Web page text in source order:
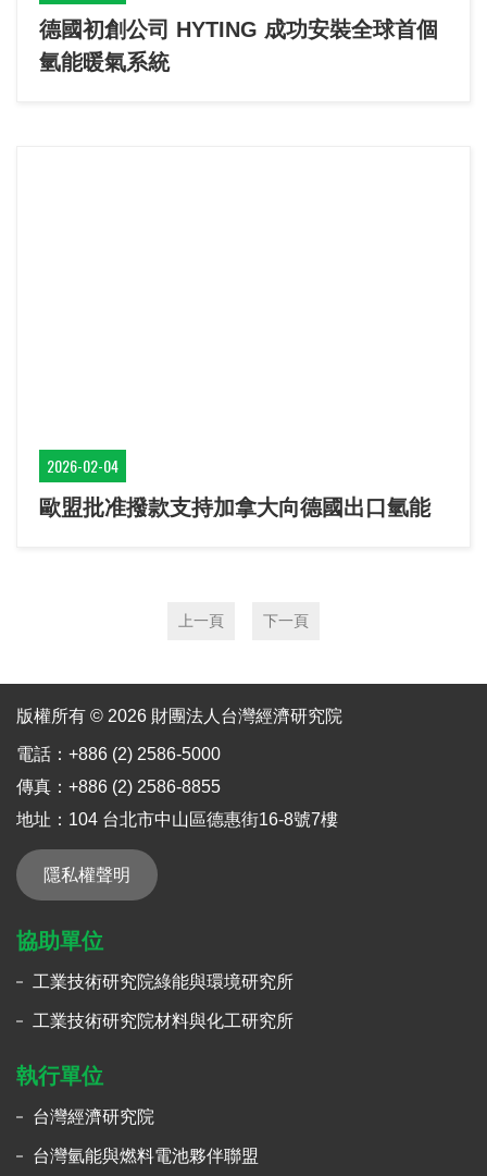
德國初創公司 HYTING 成功安裝全球首個
氫能暖氣系統
2026-02-04
歐盟批准撥款支持加拿大向德國出口氫能
上一頁 下一頁
版權所有 © 2026 財團法人台灣經濟研究院
電話：+886 (2) 2586-5000
傳真：+886 (2) 2586-8855
地址：104 台北市中山區德惠街16-8號7樓
隱私權聲明
協助單位
工業技術研究院綠能與環境研究所
工業技術研究院材料與化工研究所
執行單位
台灣經濟研究院
台灣氫能與燃料電池夥伴聯盟